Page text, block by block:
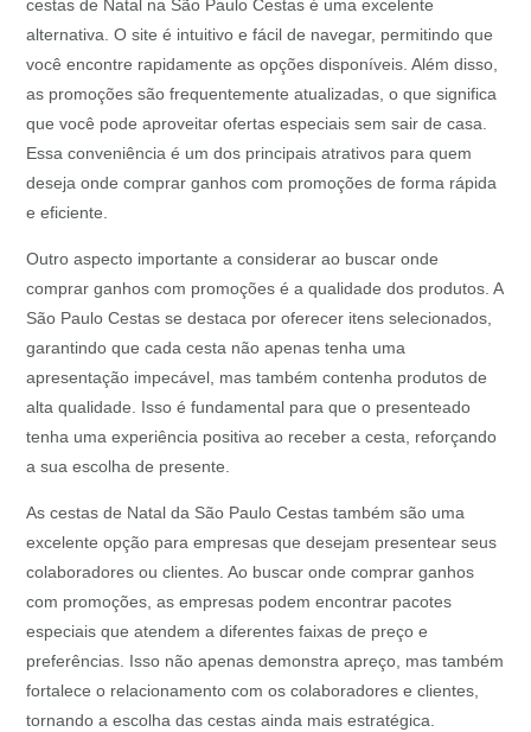
cestas de Natal na São Paulo Cestas é uma excelente
alternativa. O site é intuitivo e fácil de navegar, permitindo que
você encontre rapidamente as opções disponíveis. Além disso,
as promoções são frequentemente atualizadas, o que significa
que você pode aproveitar ofertas especiais sem sair de casa.
Essa conveniência é um dos principais atrativos para quem
deseja onde comprar ganhos com promoções de forma rápida
e eficiente.
Outro aspecto importante a considerar ao buscar onde
comprar ganhos com promoções é a qualidade dos produtos. A
São Paulo Cestas se destaca por oferecer itens selecionados,
garantindo que cada cesta não apenas tenha uma
apresentação impecável, mas também contenha produtos de
alta qualidade. Isso é fundamental para que o presenteado
tenha uma experiência positiva ao receber a cesta, reforçando
a sua escolha de presente.
As cestas de Natal da São Paulo Cestas também são uma
excelente opção para empresas que desejam presentear seus
colaboradores ou clientes. Ao buscar onde comprar ganhos
com promoções, as empresas podem encontrar pacotes
especiais que atendem a diferentes faixas de preço e
preferências. Isso não apenas demonstra apreço, mas também
fortalece o relacionamento com os colaboradores e clientes,
tornando a escolha das cestas ainda mais estratégica.